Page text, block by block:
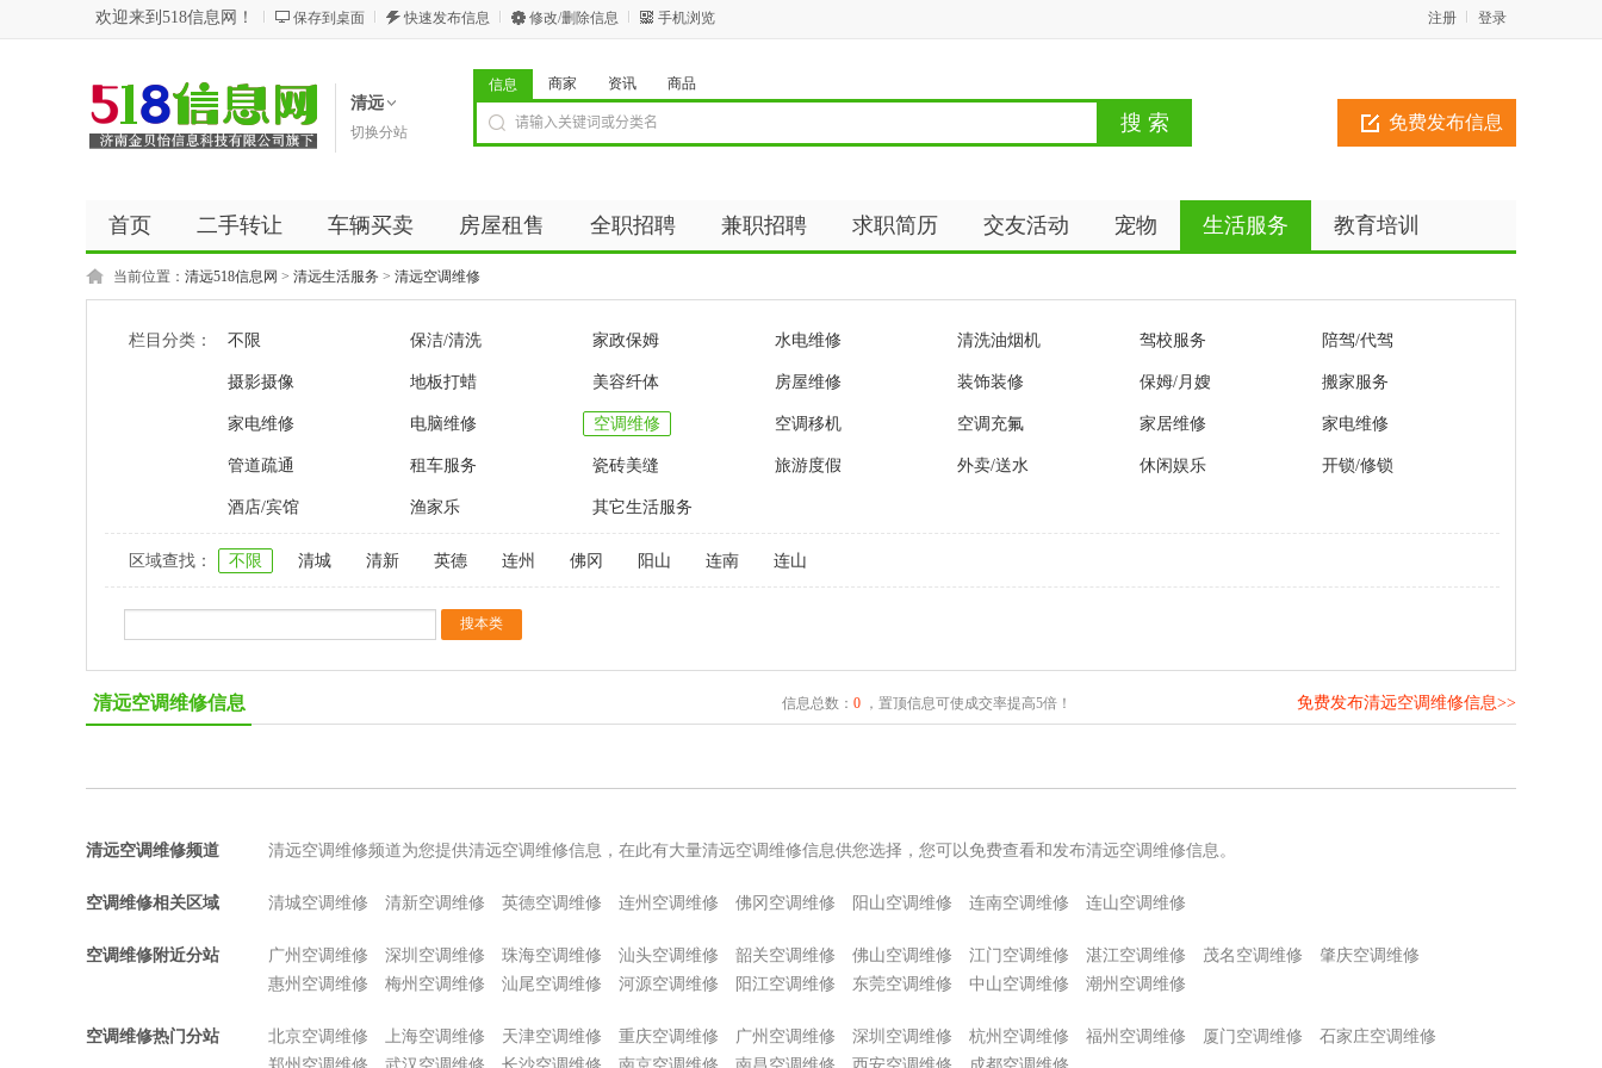
欢迎来到518信息网！ 保存到桌面 快速发布信息 修改/删除信息 手机浏览 登录
注册
清远
切换分站 免费发布信息
信息 商家 资讯 商品
首页 二手转让 车辆买卖 房屋租售 全职招聘 兼职招聘 求职简历 交友活动 宠物 生活服务 教育培训
商务服务 五金建材 优惠券
当前位置： 清远518信息网 > 清远生活服务 > 清远空调维修
栏目分类： 不限 保洁/清洗 家政保姆 水电维修 清洗油烟机 驾校服务 陪驾/代驾
摄影摄像 地板打蜡 美容纤体 房屋维修 装饰装修 保姆/月嫂 搬家服务
家电维修 电脑维修 空调维修 空调移机 空调充氟 家居维修 家电维修
管道疏通 租车服务 瓷砖美缝 旅游度假 外卖/送水 休闲娱乐 开锁/修锁
酒店/宾馆 渔家乐 其它生活服务
区域查找： 不限 清城 清新 英德 连州 佛冈 阳山 连南 连山
清远空调维修信息 信息总数： 0，置顶信息可使成交率提高5倍！ 免费发布清远空调维修信息>>
清远空调维修频道 清远空调维修频道为您提供清远空调维修信息，在此有大量清远空调维修信息供您选择，您可以免费查看和发布清远空调维修信息。
空调维修相关区域 清城空调维修 清新空调维修 英德空调维修 连州空调维修 佛冈空调维修 阳山空调维修 连南空调维修 连山空调维修
空调维修附近分站 广州空调维修 深圳空调维修 珠海空调维修 汕头空调维修 韶关空调维修 佛山空调维修 江门空调维修 湛江空调维修 茂名空调维修
肇庆空调维修
惠州空调维修
梅州空调维修 汕尾空调维修 河源空调维修 阳江空调维修 东莞空调维修 中山空调维修 潮州空调维修
空调维修热门分站 北京空调维修 上海空调维修 天津空调维修 重庆空调维修 广州空调维修 深圳空调维修 杭州空调维修 福州空调维修 厦门空调维修
石家庄空调维修